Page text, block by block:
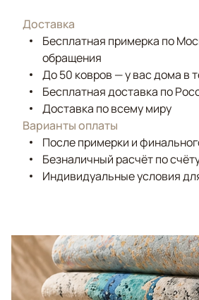
Доставка
Бесплатная примерка по
обращения
До 50 ковров — у вас дома в
Бесплатная доставка по
Доставка по всему миру
Варианты оплаты
После примерки и
Безналичный расчёт по
Индивидуальные условия